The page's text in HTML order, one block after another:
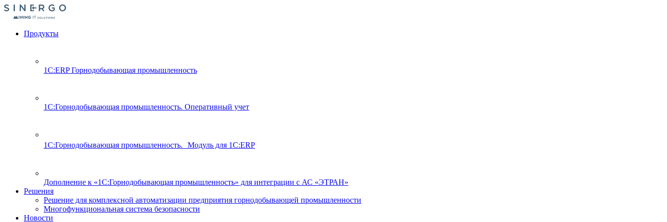
Продукты
1С:ERP Горнодобывающая промышленность
1С:Горнодобывающая промышленность. Оперативный учет
1С:Горнодобывающая промышленность. Модуль для 1С:ERP
Дополнение к «1С:Горнодобывающая промышленность» для интеграции с АС «ЭТРАН»
Решения
Решение для комплексной автоматизации предприятия горнодобывающей промышленности
Многофункциональная система безопасности
Новости